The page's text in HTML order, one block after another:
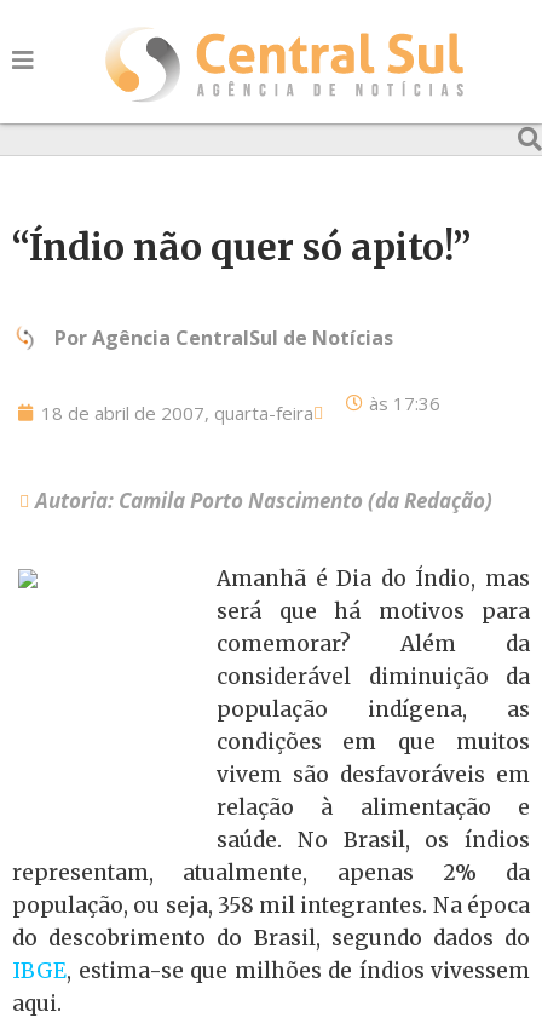
“Índio não quer só apito!”
PorAgência CentralSul de Notícias
18 de abril de 2007, quarta-feira às 17:36
Autoria: Camila Porto Nascimento (da Redação)
Amanhã é Dia do Índio, mas
será que há motivos para
comemorar? Além da
considerável diminuição da
população indígena, as
condições em que muitos
vivem são desfavoráveis em
relação à alimentação e
saúde. No Brasil, os índios
representam, atualmente, apenas 2% da
população, ou seja, 358 mil integrantes. Na época
do descobrimento do Brasil, segundo dados do
IBGE, estima-se que milhões de índios vivessem
aqui.